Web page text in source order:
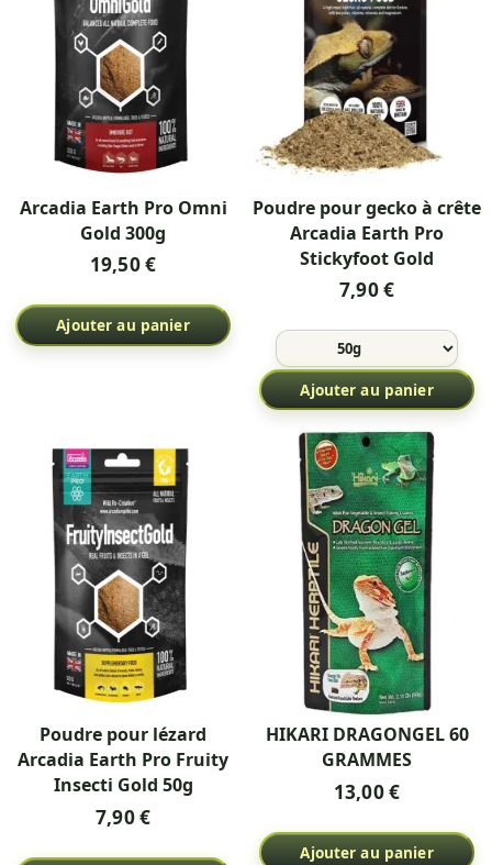
Arcadia Earth Pro Omni
Gold 300g
19,50 €
Ajouter au panier
Poudre pour gecko à crête
Arcadia Earth Pro
Stickyfoot Gold
7,90 €
Ajouter au panier
Poudre pour lézard
Arcadia Earth Pro Fruity
Insecti Gold 50g
7,90 €
HIKARI DRAGONGEL 60
GRAMMES
13,00 €
Ajouter au panier